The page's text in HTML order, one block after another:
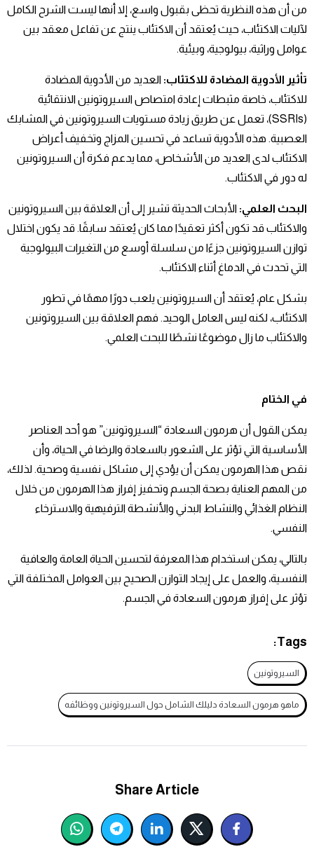
من أن هذه النظرية تحظى بقبول واسع، إلا أنها ليست الشرح الكامل
لآليات الاكتئاب، حيث يُعتقد أن الاكتئاب ينتج عن تفاعل معقد بين
عوامل وراثية، بيولوجية، وبيئية.
تأثير الأدوية المضادة للاكتئاب: العديد من الأدوية المضادة
للاكتئاب، خاصة مثبطات إعادة امتصاص السيروتونين الانتقائية
(SSRIs)، تعمل عن طريق زيادة مستويات السيروتونين في المشابك
العصبية. هذه الأدوية تساعد في تحسين المزاج وتخفيف أعراض
الاكتئاب لدى العديد من الأشخاص، مما يدعم فكرة أن السيروتونين
له دور في الاكتئاب.
البحث العلمي: الأبحاث الحديثة تشير إلى أن العلاقة بين السيروتونين
والاكتئاب قد تكون أكثر تعقيدًا مما كان يُعتقد سابقًا. قد يكون اختلال
توازن السيروتونين جزءًا من سلسلة أوسع من التغيرات البيولوجية
التي تحدث في الدماغ أثناء الاكتئاب.
بشكل عام، يُعتقد أن السيروتونين يلعب دورًا مهمًا في تطور
الاكتئاب، لكنه ليس العامل الوحيد. فهم العلاقة بين السيروتونين
والاكتئاب ما زال موضوعًا نشطًا للبحث العلمي.
في الختام
يمكن القول أن هرمون السعادة “السيروتونين” هو أحد العناصر
الأساسية التي تؤثر على الشعور بالسعادة والرضا في الحياة، وأن
نقص هذا الهرمون يمكن أن يؤدي إلى مشاكل نفسية وصحية. لذلك،
من المهم العناية بصحة الجسم وتحفيز إفراز هذا الهرمون من خلال
النظام الغذائي والنشاط البدني والأنشطة الترفيهية والاسترخاء
النفسي.
بالتالي، يمكن استخدام هذا المعرفة لتحسين الحياة العامة والعافية
النفسية، والعمل على إيجاد التوازن الصحيح بين العوامل المختلفة التي
تؤثر على إفراز هرمون السعادة في الجسم.
Tags:
السيروتونين
ماهو هرمون السعادة دليلك الشامل حول السيروتونين ووظائفه
Share Article